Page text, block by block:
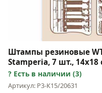
Штампы резиновые
Stamperia, 7 шт., 14х18
Есть в наличии (3)
Артикул: Р3-К15/20631